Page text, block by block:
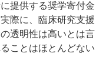
提供する奨学寄付金
際に、臨床研究支援
透明性は高いとは言
ことはほとんどない